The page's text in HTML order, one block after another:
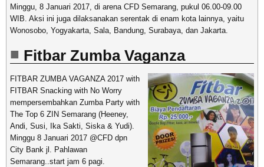
Minggu, 8 Januari 2017, di arena CFD Semarang, pukul 06.00-09.00
WIB. Aksi ini juga dilaksanakan serentak di enam kota lainnya, yaitu
Wonosobo, Yogyakarta, Sala, Bandung, Surabaya, dan Jakarta.
Fitbar Zumba Vaganza
FITBAR ZUMBA VAGANZA2017 with
FITBAR Snacking with No Worry
mempersembahkan Zumba Party with
The Top 6 ZIN Semarang (Heeney,
Andi, Susi, Ika Sakti, Siska & Yudi).
Minggu 8 Januari 2017 @CFD dpn
City Bank jl. Pahlawan
Semarang..start jam 6 pagi.